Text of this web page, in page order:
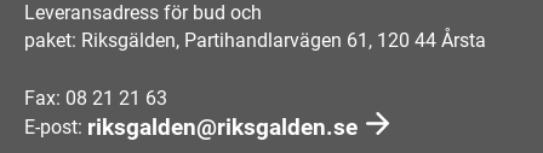
Leveransadress för bud och
paket: Riksgälden, Partihandlarvägen 61, 120 44 Årsta
Fax: 08 21 21 63
E-post: riksgalden@riksgalden.se